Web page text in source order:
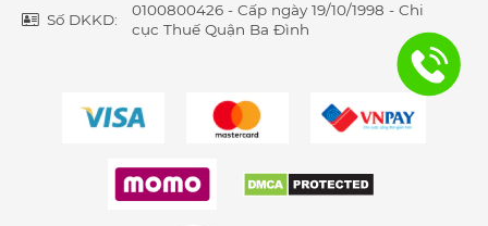
Số DKKD:
0100800426 - Cấp ngày 19/10/1998 - Chi
cục Thuế Quận Ba Đình